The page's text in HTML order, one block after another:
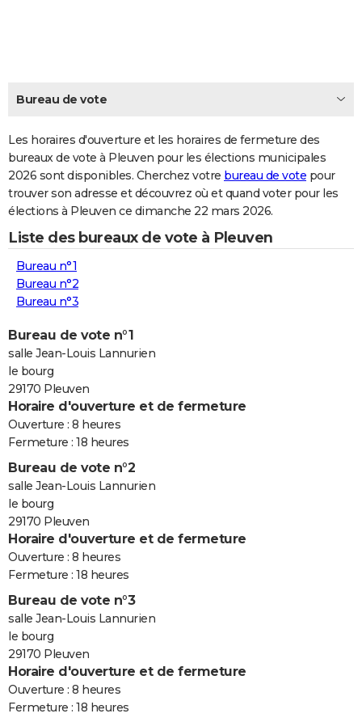
Carte de Noël
Carte Bonne année
Carte Saint-Valentin
Carte Pâques
Carte d'anniversaire
DICTIONNAIRE
Dictionnaire
Biographies
Citations
Expressions
Proverbes
PROGRAMME TV
COPAINS D'AVANT
S'inscrire
Se connecter
Lycées
Collèges
Primaires
Universités
Entreprises
Service militaire
Avis de recherche
AVIS DE DÉCÈS
FORUM
Bricolage
Lifestyle
Culture
Sport
Auto
Television
Voyage
Cinema
Bureau de vote
Les horaires d'ouverture et les horaires de fermeture des
bureaux de vote à Pleuven pour les élections municipales
2026 sont disponibles. Cherchez votre bureau de vote pour
trouver son adresse et découvrez où et quand voter pour les
élections à Pleuven ce dimanche 22 mars 2026.
Liste des bureaux de vote à Pleuven
Bureau n°1
Bureau n°2
Bureau n°3
Bureau de vote n°1
salle Jean-Louis Lannurien
le bourg
29170 Pleuven
Horaire d'ouverture et de fermeture
Ouverture : 8 heures
Fermeture : 18 heures
Bureau de vote n°2
salle Jean-Louis Lannurien
le bourg
29170 Pleuven
Horaire d'ouverture et de fermeture
Ouverture : 8 heures
Fermeture : 18 heures
Bureau de vote n°3
salle Jean-Louis Lannurien
le bourg
29170 Pleuven
Horaire d'ouverture et de fermeture
Ouverture : 8 heures
Fermeture : 18 heures